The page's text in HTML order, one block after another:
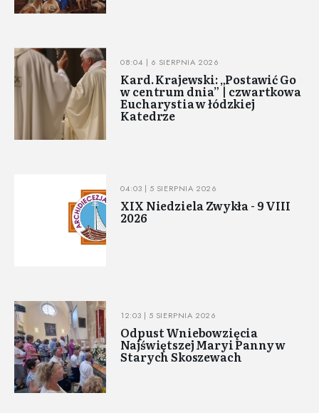
08:04 | 6 SIERPNIA 2026
Kard. Krajewski: „Postawić Go
w centrum dnia” | czwartkowa
Eucharystia w łódzkiej
Katedrze
04:03 | 5 SIERPNIA 2026
XIX Niedziela Zwykła - 9 VIII
2026
12:03 | 5 SIERPNIA 2026
Odpust Wniebowzięcia
Najświętszej Maryi Panny w
Starych Skoszewach